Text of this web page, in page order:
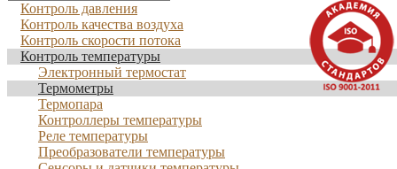
Контроль давления
Контроль качества воздуха
Контроль скорости потока
Контроль температуры
Электронный термостат
Термометры
Термопара
Контроллеры температуры
Реле температуры
Преобразователи температуры